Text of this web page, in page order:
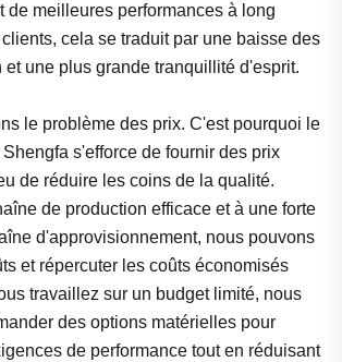
de meilleures performances à long
cela se traduit par une baisse des
et une plus grande tranquillité d'esprit.
le problème des prix. C'est pourquoi le
s'efforce de fournir des prix
de réduire les coins de la qualité.
de production efficace et à une forte
d'approvisionnement, nous pouvons
et répercuter les coûts économisés
travaillez sur un budget limité, nous
des options matérielles pour
de performance tout en réduisant